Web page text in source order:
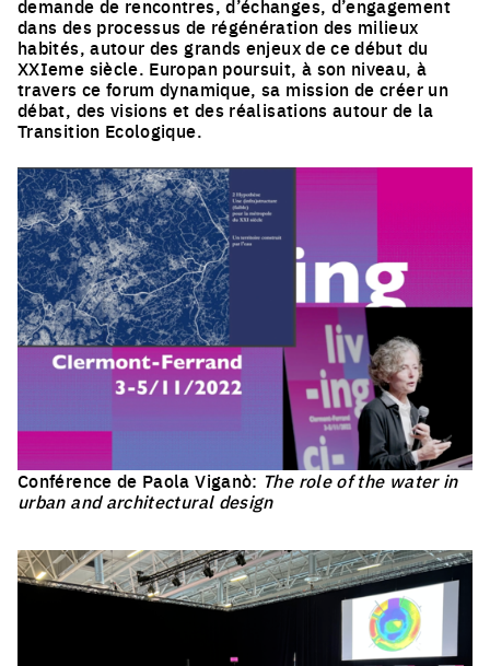
demande de rencontres, d’échanges, d’engagement
dans des processus de régénération des milieux
habités, autour des grands enjeux de ce début du
XXIeme siècle. Europan poursuit, à son niveau, à
travers ce forum dynamique, sa mission de créer un
débat, des visions et des réalisations autour de la
Transition Ecologique.
Conférence de Paola Viganò: The role of the water in
urban and architectural design